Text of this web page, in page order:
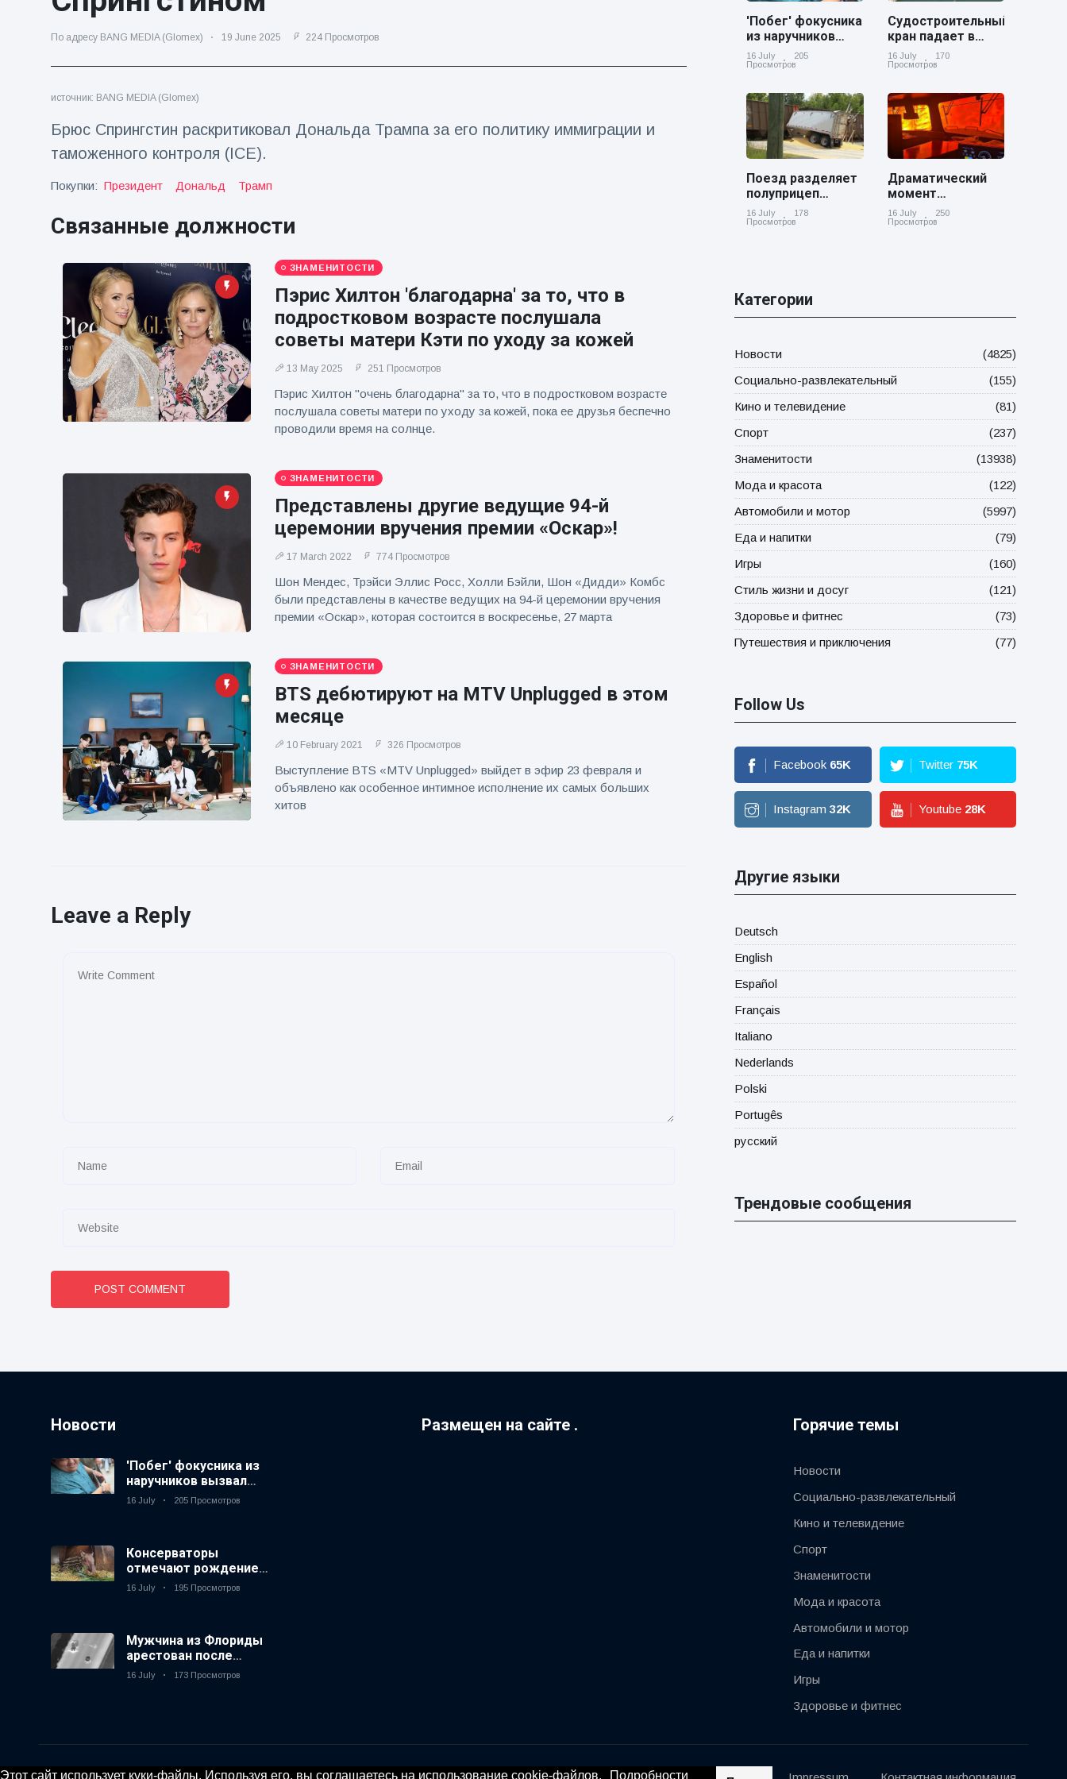
Этот сайт использует куки-файлы. Используя его, вы соглашаетесь на использование cookie-файлов. Подробности
'Побег'
фокусника из
наручников
аудитории
отмечают
первого
низкогорного
тапира в
зоопарке
Великобритании
за 14 лет
Мужчина из
Флориды
арестован
после запуска
фейерверков из
движущейся
машины
16 July
173
Просмотров
По адресу BANG MEDIA (Glomex) 19 June 2025 224 Просмотров
источник: BANG MEDIA (Glomex)
Брюс Спрингстин раскритиковал Дональда Трампа за его политику иммиграции и
таможенного контроля (ICE).
Покупки: Президент Дональд Трамп
Связанные должности
ЗНАМЕНИТОСТИ
Пэрис Хилтон 'благодарна' за то, что в
подростковом возрасте послушала
советы матери Кэти по уходу за кожей
13 May 2025 251 Просмотров
Пэрис Хилтон "очень благодарна" за то, что в подростковом возрасте
послушала советы матери по уходу за кожей, пока ее друзья беспечно
проводили время на солнце.
ЗНАМЕНИТОСТИ
Представлены другие ведущие 94-й
церемонии вручения премии «Оскар»!
17 March 2022 774 Просмотров
Шон Мендес, Трэйси Эллис Росс, Холли Бэйли, Шон «Дидди» Комбс
были представлены в качестве ведущих на 94-й церемонии вручения
премии «Оскар», которая состоится в воскресенье, 27 марта
ЗНАМЕНИТОСТИ
BTS дебютируют на MTV Unplugged в этом
месяце
10 February 2021 326 Просмотров
Выступление BTS «MTV Unplugged» выйдет в эфир 23 февраля и
объявлено как особенное интимное исполнение их самых больших
хитов
Leave a Reply
POST COMMENT
'Побег' фокусника
из наручников
вызвал смех у
аудитории
16 July
205
Просмотров
Судостроительный
кран падает в
реку Купер возле
Чарльстона
16 July
170
Просмотров
Поезд разделяет
полуприцеп
пополам на
железнодорожном
16 July
178
Просмотров
Драматический
момент
канадский
грузовой поезд
16 July
250
Просмотров
Категории
Новости
(4825)
Социально-развлекательный
(155)
Кино и телевидение
(81)
Спорт
(237)
Знаменитости
(13938)
Мода и красота
(122)
Автомобили и мотор
(5997)
Еда и напитки
(79)
Игры
(160)
Стиль жизни и досуг
(121)
Здоровье и фитнес
(73)
Путешествия и приключения
(77)
Follow Us
Facebook 65K Twitter 75K
Instagram 32K Youtube 28K
Другие языки
Deutsch
English
Español
Français
Italiano
Nederlands
Polski
Portugês
русский
Трендовые сообщения
Новости
'Побег' фокусника из
наручников вызвал
смех у аудитории
16 July 205 Просмотров
Консерваторы
отмечают рождение
первого низкогорного
16 July 195 Просмотров
Мужчина из Флориды
арестован после
запуска фейерверков
16 July 173 Просмотров
Размещен на сайте . Горячие темы
Новости
Социально-развлекательный
Кино и телевидение
Спорт
Знаменитости
Мода и красота
Автомобили и мотор
Еда и напитки
Игры
Здоровье и фитнес